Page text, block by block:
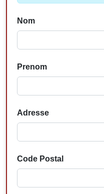
Nom
Prenom
Adresse
Code Postal